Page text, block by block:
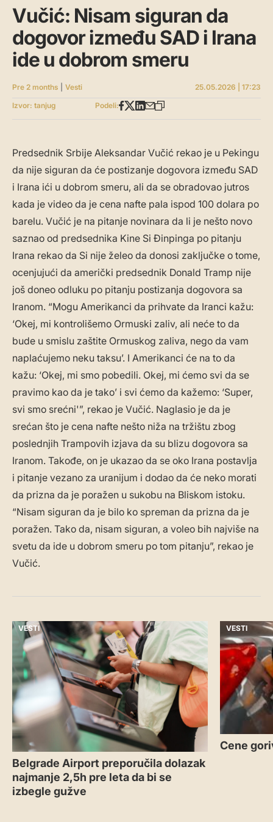
Vučić: Nisam siguran da
dogovor između SAD i Irana
ide u dobrom smeru
Pre 2 months Vesti
25.05.2026 | 17:23
Izvor: tanjug
Podeli:
Predsednik Srbije Aleksandar Vučić rekao je u Pekingu
da nije siguran da će postizanje dogovora između SAD
i Irana ići u dobrom smeru, ali da se obradovao jutros
kada je video da je cena nafte pala ispod 100 dolara po
barelu. Vučić je na pitanje novinara da li je nešto novo
saznao od predsednika Kine Si Đinpinga po pitanju
Irana rekao da Si nije želeo da donosi zaključke o tome,
ocenjujući da američki predsednik Donald Tramp nije
još doneo odluku po pitanju postizanja dogovora sa
Iranom. “Mogu Amerikanci da prihvate da Iranci kažu:
‘Okej, mi kontrolišemo Ormuski zaliv, ali neće to da
bude u smislu zaštite Ormuskog zaliva, nego da vam
naplaćujemo neku taksu’. I Amerikanci će na to da
kažu: ‘Okej, mi smo pobedili. Okej, mi ćemo svi da se
pravimo kao da je tako’ i svi ćemo da kažemo: ‘Super,
svi smo srećni'”, rekao je Vučić. Naglasio je da je
srećan što je cena nafte nešto niža na tržištu zbog
poslednjih Trampovih izjava da su blizu dogovora sa
Iranom. Takođe, on je ukazao da se oko Irana postavlja
i pitanje vezano za uranijum i dodao da će neko morati
da prizna da je poražen u sukobu na Bliskom istoku.
“Nisam siguran da je bilo ko spreman da prizna da je
poražen. Tako da, nisam siguran, a voleo bih najviše na
svetu da ide u dobrom smeru po tom pitanju”, rekao je
Vučić.
VESTI
Belgrade Airport preporučila dolazak
najmanje 2,5h pre leta da bi se
izbegle gužve
VESTI
Cene